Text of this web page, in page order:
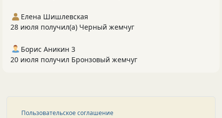
Елена Шишлевская
28 июля получил(а) Черный жемчуг
Борис Аникин 3
20 июля получил Бронзовый жемчуг
Пользовательское соглашение